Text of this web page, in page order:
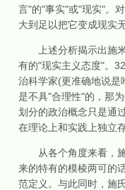
言"的"事实"或"现实"。
大到足以把它变成现实
上述分析揭示出施米
有的"现实主义态度"。
治科学家(更准确地说是
是不具"合理性"的，那
划分的政治概念只是通
在理论上和实践上独立
从各个角度来看，施
来的特有的模棱两可的
范定义。与此同时，施